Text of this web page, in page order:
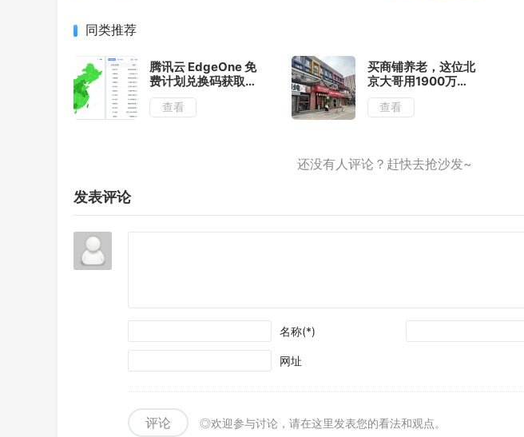
同类推荐
腾讯云 EdgeOne 免
费计划兑换码获取攻
略-效果实测
查看
买商铺养老，这位北
京大哥用1900万踩
了个大坑！
查看
发表评论
名称(*)
网址
评论 ◎欢迎参与讨论，请在这里发表您的看法和观点。